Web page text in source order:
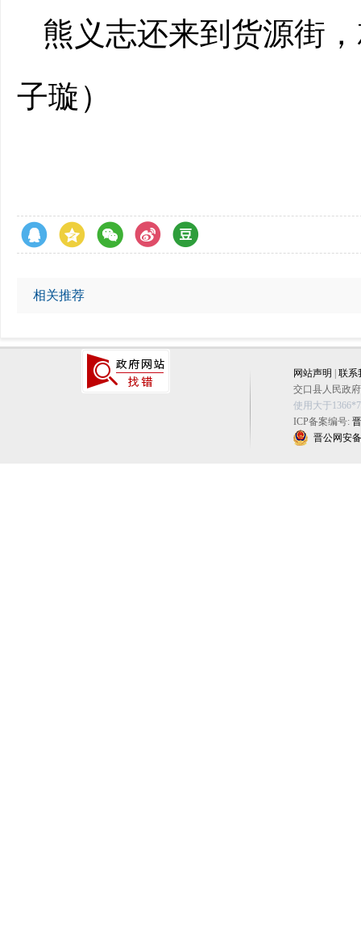
熊义志还来到货源街
子璇）
相关推荐
网站声明
联系
交口县人民政
使用大于
ICP备案编号:
晋公网安